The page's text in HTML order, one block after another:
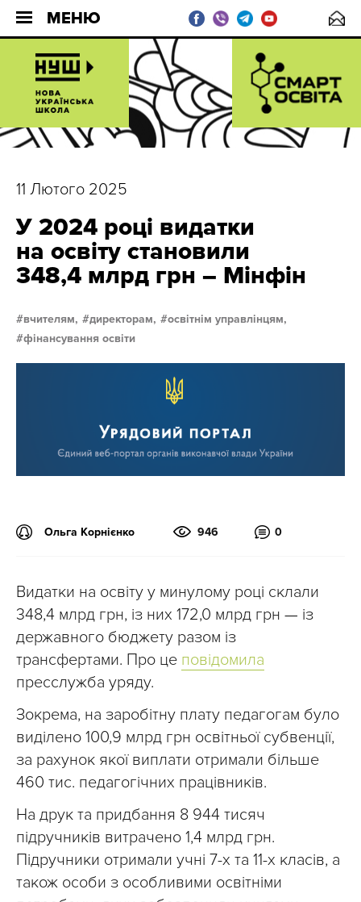
МЕНЮ
11 Лютого 2025
У 2024 році видатки
на освіту становили
348,4 млрд грн – Мінфін
вчителям, директорам,
освітнім управлінцям,
фінансування освіти
Ольга Корнієнко 946 0
Видатки на освіту у минулому році склали
348,4 млрд грн, із них 172,0 млрд грн — із
державного бюджету разом із
трансфертами. Про це повідомила
пресслужба уряду.
Зокрема, на заробітну плату педагогам було
виділено 100,9 млрд грн освітньої субвенції,
за рахунок якої виплати отримали більше
460 тис. педагогічних працівників.
На друк та придбання 8 944 тисяч
підручників витрачено 1,4 млрд грн.
Підручники отримали учні 7-х та 11-х класів, а
також особи з особливими освітніми